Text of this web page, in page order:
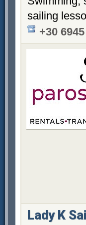
sailing
+30
Lady K